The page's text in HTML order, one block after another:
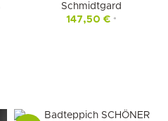
Schmidtgard
147,50 € *